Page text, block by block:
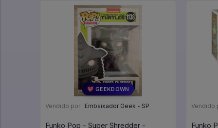
💖 GEEKDOWN
Vendido por: Embaixador Geek - SP
Funko Pop - Super Shredder -
Vendido
Funko